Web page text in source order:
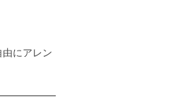
にアレン